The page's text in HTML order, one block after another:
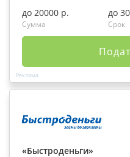
до 20000 р.
Сумма
до 30
Срок
«Быстроденьги»